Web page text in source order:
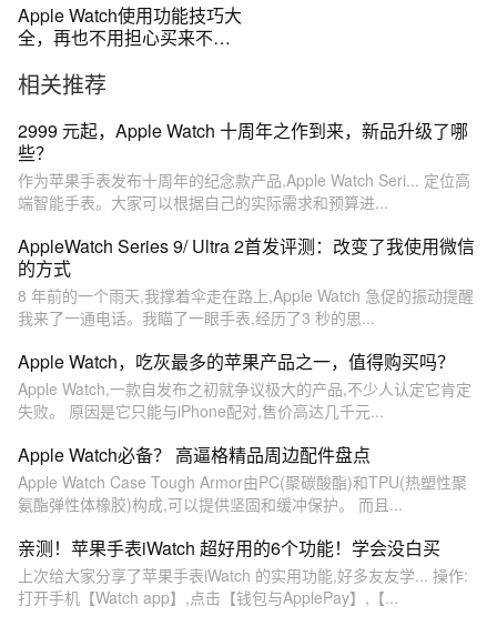
Apple Watch使用功能技巧大
全，再也不用担心买来不会
相关推荐
2999 元起，Apple Watch 十周年之作到来，新品升级了哪
些？
作为苹果手表发布十周年的纪念款产品,Apple Watch Seri... 定位高
端智能手表。大家可以根据自己的实际需求和预算进...
AppleWatch Series 9/ Ultra 2首发评测：改变了我使用微信
的方式
8 年前的一个雨天,我撑着伞走在路上,Apple Watch 急促的振动提醒
我来了一通电话。我瞄了一眼手表,经历了3 秒的思...
Apple Watch，吃灰最多的苹果产品之一，值得购买吗？
Apple Watch,一款自发布之初就争议极大的产品,不少人认定它肯定
失败。 原因是它只能与iPhone配对,售价高达几千元...
Apple Watch必备？ 高逼格精品周边配件盘点
Apple Watch Case Tough Armor由PC(聚碳酸酯)和TPU(热塑性聚
氨酯弹性体橡胶)构成,可以提供坚固和缓冲保护。 而且...
亲测！苹果手表iWatch 超好用的6个功能！学会没白买
上次给大家分享了苹果手表iWatch 的实用功能,好多友友学... 操作:
打开手机【Watch app】,点击【钱包与ApplePay】,【...